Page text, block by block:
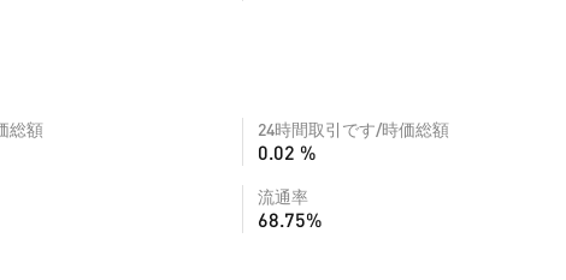
総額 24時間取引です/時価総額
0.02 %
流通率
68.75%